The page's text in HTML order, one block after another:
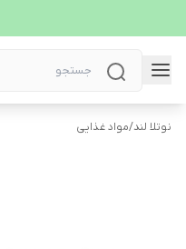
نوتلا لند/مواد غذایی